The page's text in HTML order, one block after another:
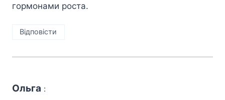
гормонами роста.
Відповіcти
Ольга :